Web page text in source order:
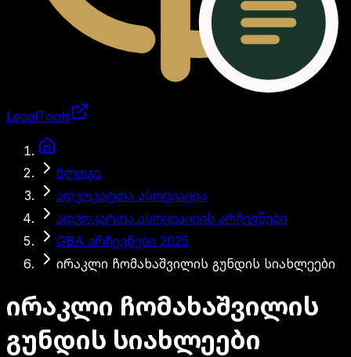
LegalTools
ბლოგი
ადვოკატთა ასოციაცია
ადვოკატთა ასოციაციის არჩევნები
GBA არჩევნები 2025
ირაკლი ჩომახაშვილის გუნდის სიახლეები
ირაკლი ჩომახაშვილის
გუნდის სიახლეები